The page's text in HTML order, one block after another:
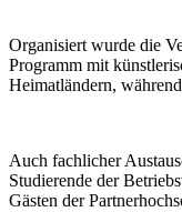
Organisiert wurde die
Programm mit
Heimatländern,
Auch fachlicher
Studierende der
Gästen der